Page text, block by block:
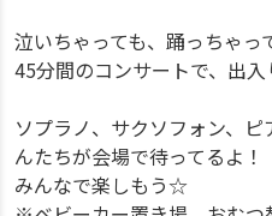
泣いちゃっても、踊っちゃっ
45分間のコンサートで、出入
ソプラノ、サクソフォン、
んたちが会場で待ってるよ！
みんなで楽しもう☆